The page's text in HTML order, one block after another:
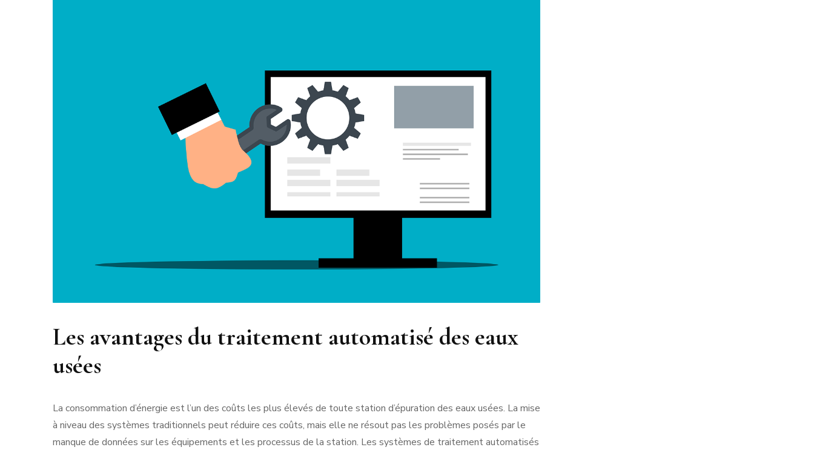
Les avantages du traitement automatisé des eaux
usées
La consommation d’énergie est l’un des coûts les plus élevés de toute station d’épuration des eaux usées. La mise
à niveau des systèmes traditionnels peut réduire ces coûts, mais elle ne résout pas les problèmes posés par le
manque de données sur les équipements et les processus de la station. Les systèmes de traitement automatisés